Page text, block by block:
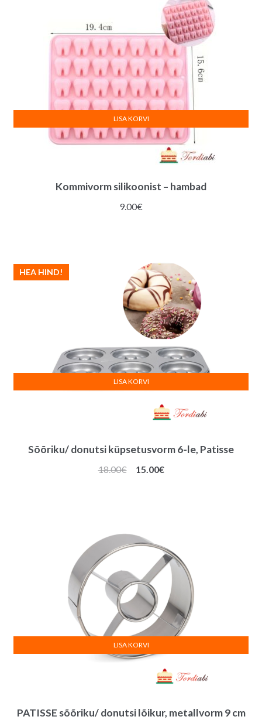
Kommivorm silikoonist – hambad
9.00€
LISA KORVI
Sõõriku/ donutsi küpsetusvorm 6-le, Patisse
HEA HIND!
18.00€
Algne
15.00€Praegune
LISA KORVI
PATISSE sõõriku/ donutsi lõikur, metallvorm 9 cm
LISA KORVI